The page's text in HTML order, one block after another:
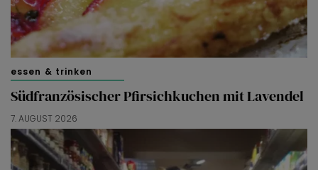
essen & trinken
Südfranzösischer Pfirsichkuchen mit Lavendel
7. AUGUST 2026